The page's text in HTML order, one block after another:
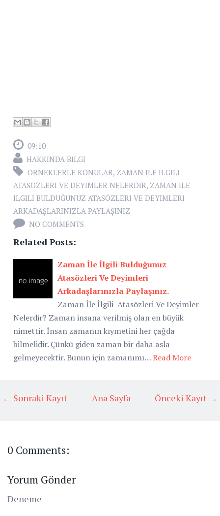
09:10
HAKKINDA BILGI
ÖRNEKLERLE KONULAR, ZAMAN ILE ILGILI
ATASÖZLERI VE DEYIMLER NELERDIR, ZAMAN ILE
ILGILI BULDUĞUNUZ ATASÖZLERI VE DEYIMLERI
ARKADAŞLARINIZLA PAYLAŞINIZ
NO COMMENTS
Related Posts:
Zaman İle İlgili Bulduğunuz
Atasözleri Ve Deyimleri
Arkadaşlarınızla Paylaşınız.
Zaman İle İlgili Atasözleri Ve Deyimler
Nelerdir? Zaman insana verilmiş olan en büyük
nimettir. İnsan zamanın kıymetini her çağda
bilmelidir. Çünkü giden zaman bir daha asla
gelmeyecektir. Bunun için zamanımı…Read More
← Sonraki Kayıt Önceki Kayıt →
Ana Sayfa
0 Comments:
Yorum Gönder
Deneme